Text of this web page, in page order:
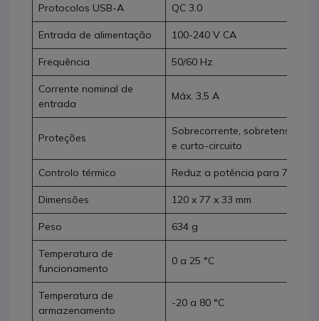
Protocolos USB-A QC 3.0
Entrada de alimentação 100-240 V CA
Frequência 50/60 Hz
Corrente nominal de
entrada
Máx. 3,5 A
Proteções
Sobrecorrente, sobretensão,
e curto-circuito
Controlo térmico Reduz a potência para 70 %
Dimensões 120 x 77 x 33 mm
Peso 634 g
Temperatura de
funcionamento
0 a 25 °C
Temperatura de
armazenamento
-20 a 80 °C